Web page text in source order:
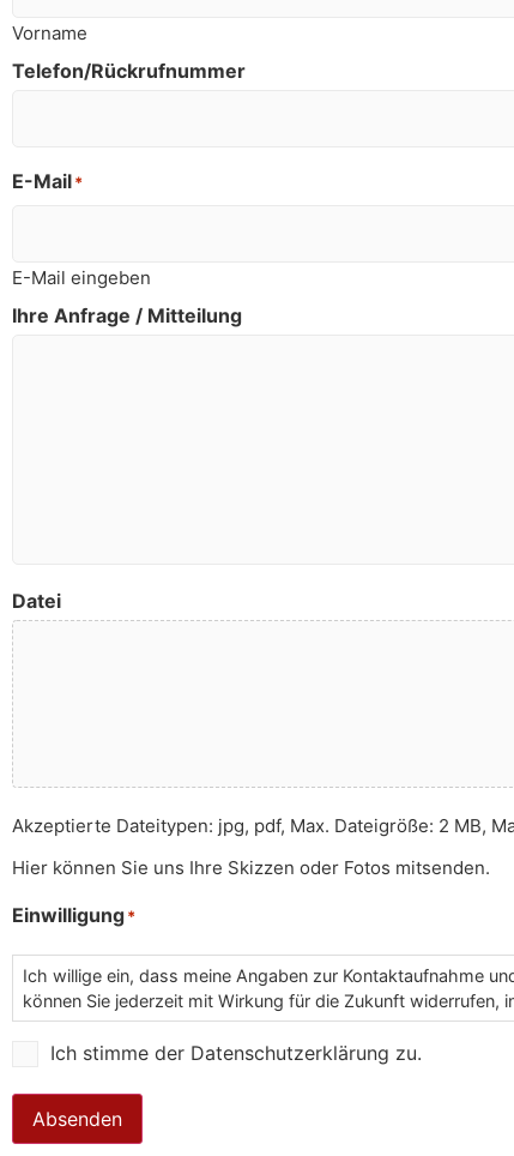
Vorname
Telefon/Rückrufnummer
E-Mail*
E-Mail eingeben
Ihre Anfrage / Mitteilung
Datei
Akzeptierte Dateitypen: jpg, pdf, Max. Dateigröße: 2 MB,
Hier können Sie uns Ihre Skizzen oder Fotos mitsenden.
Einwilligung*
Ich willige ein, dass meine Angaben zur Kontaktaufnahme
können Sie jederzeit mit Wirkung für die Zukunft widerrufen,
Ich stimme der Datenschutzerklärung zu.
Absenden